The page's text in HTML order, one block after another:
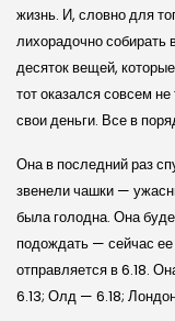
жизнь. И, словно для
лихорадочно
десяток вещей,
тот оказался совсем
свои деньги. Все в
Она в последний раз
звенели чашки —
была голодна. Она
подождать — сейчас
отправляется в 6.18.
6.13; Олд — 6.18;